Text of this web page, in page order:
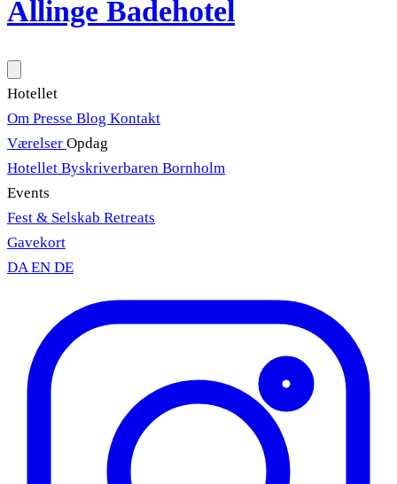
Allinge Badehotel
Hotellet
Om Presse Blog Kontakt
Værelser Opdag
Hotellet Byskriverbaren Bornholm
Events
Fest & Selskab Retreats
Gavekort
DAEN DE